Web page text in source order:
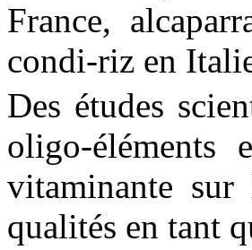
France,
condi-riz en
Des études
oligo-
vitaminante
qualités en tant